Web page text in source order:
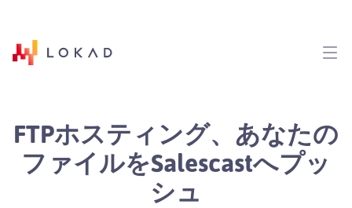
FTPホスティング、あなたの
ファイルをSalescastへプッ
シュ